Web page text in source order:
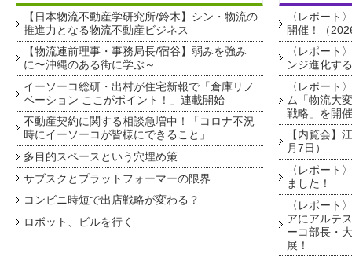
【日本物流不動産学研究所/鈴木】シン・物流の
推進力となる物流不動産ビジネス
【物流連前理事・事務局長/宿谷】弱みを強み
に〜沖縄のある街に学ぶ～
イーソーコ総研・出村が住宅新報で「倉庫リノ
ベーション ここがポイント！」連載開始
不動産契約に関する相談急増中！「コロナ不況
時にイーソーコが皆様にできること」
多目的スペースという穴埋め策
サブスクとプラットフォーマーの限界
コンビニ時短で出店戦略が変わる？
ロボット、ビルを行く
〈レポート
開催！（
〈レポート
ンジ進化す
〈レポート
ム「物流大
戦略」を開
【内覧会】
月7日）
〈レポート
ました！
〈レポート
アにアルテ
ーコ部長・
展！